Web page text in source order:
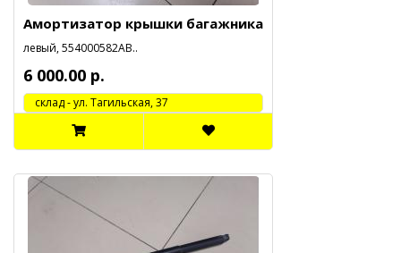
Амортизатор крышки багажника
левый, 554000582АВ..
6 000.00 р.
cклад - ул. Тагильская, 37